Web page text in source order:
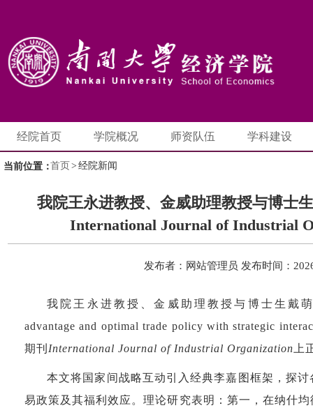
经院首页 学院概况 师资队伍 学科建设
当前位置：首页 > 经院新闻
我院王永进教授、金威助理教授与博士
International Journal of Industrial
发布者：网站管理员 发布时间：
我院王永进教授、金威助理教授与博士生戴
advantage and optimal trade policy with strategic
期刊 International Journal of Industrial Organization 上
本文将国家间战略互动引入经典李嘉图框架，探
易政策及其福利效应。理论研究表明：第一，在纳什